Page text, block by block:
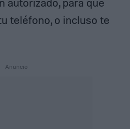
teléfono, o incluso te